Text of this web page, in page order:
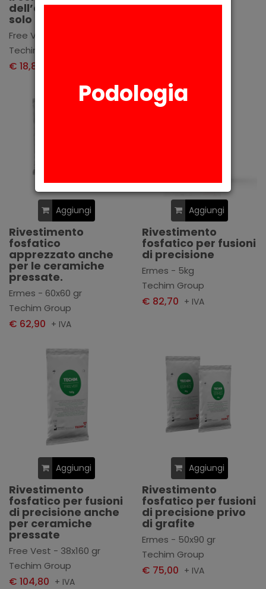
dell’espansione
solo per il Free Vest.
Free Vest Liquid - 1 L
Techim Group
€ 18,80
Aggiungi
Rivestimento
fosfatico
apprezzato anche
per le ceramiche
pressate.
Ermes - 60x60 gr
Techim Group
€ 62,90 + IVA
Aggiungi
Rivestimento
fosfatico per fusioni
di precisione
Ermes - 5kg
Techim Group
€ 82,70 + IVA
Aggiungi
Rivestimento
fosfatico per fusioni
di precisione anche
per ceramiche
pressate
Free Vest - 38x160 gr
Techim Group
€ 104,80 + IVA
Aggiungi
Rivestimento
fosfatico per fusioni
di precisione privo
di grafite
Ermes - 50x90 gr
Techim Group
€ 75,00 + IVA
Podologia